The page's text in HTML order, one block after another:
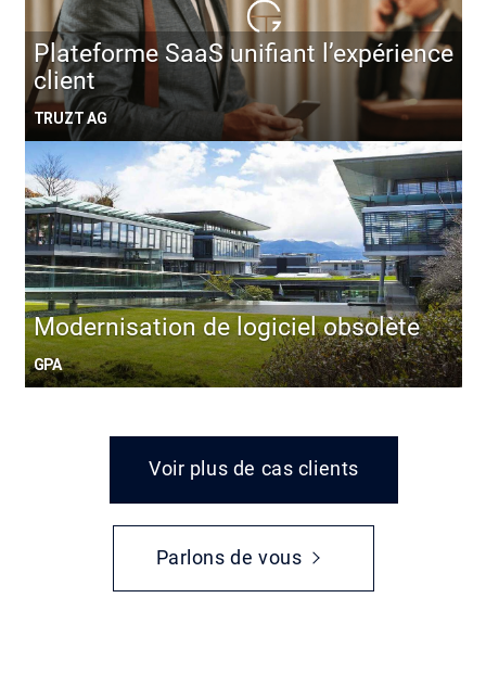
Plateforme SaaS unifiant l’expérience
client
TRUZT AG
Modernisation de logiciel obsolète
GPA
Voir plus de cas clients
Parlons de vous